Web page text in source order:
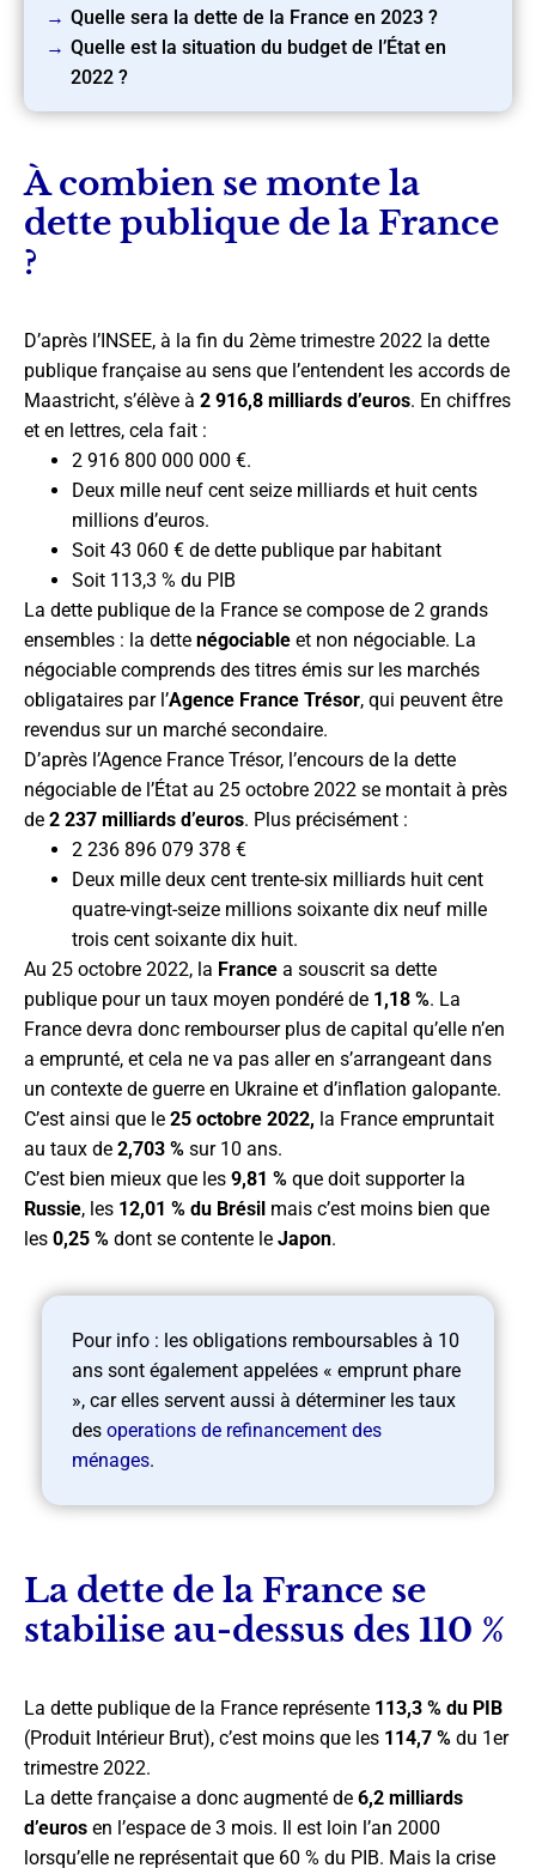
Quelle sera la dette de la France en 2023 ?
Quelle est la situation du budget de l’État en
2022 ?
À combien se monte la
dette publique de la France
?
D’après l’INSEE, à la fin du 2ème trimestre 2022 la dette
publique française au sens que l’entendent les accords de
Maastricht, s’élève à 2 916,8 milliards d’euros. En chiffres
et en lettres, cela fait :
2 916 800 000 000 €.
Deux mille neuf cent seize milliards et huit cents
millions d’euros.
Soit 43 060 € de dette publique par habitant
Soit 113,3 % du PIB
La dette publique de la France se compose de 2 grands
ensembles : la dette négociable et non négociable. La
négociable comprends des titres émis sur les marchés
obligataires par l’Agence France Trésor, qui peuvent être
revendus sur un marché secondaire.
D’après l’Agence France Trésor, l’encours de la dette
négociable de l’État au 25 octobre 2022 se montait à près
de 2 237 milliards d’euros. Plus précisément :
2 236 896 079 378 €
Deux mille deux cent trente-six milliards huit cent
quatre-vingt-seize millions soixante dix neuf mille
trois cent soixante dix huit.
Au 25 octobre 2022, la France a souscrit sa dette
publique pour un taux moyen pondéré de 1,18 %. La
France devra donc rembourser plus de capital qu’elle n’en
a emprunté, et cela ne va pas aller en s’arrangeant dans
un contexte de guerre en Ukraine et d’inflation galopante.
C’est ainsi que le 25 octobre 2022, la France empruntait
au taux de 2,703 % sur 10 ans.
C’est bien mieux que les 9,81 % que doit supporter la
Russie, les 12,01 % du Brésil mais c’est moins bien que
les 0,25 % dont se contente le Japon.
Pour info : les obligations remboursables à 10
ans sont également appelées « emprunt phare
», car elles servent aussi à déterminer les taux
des operations de refinancement des
ménages.
La dette de la France se
stabilise au-dessus des 110 %
La dette publique de la France représente 113,3 % du PIB
(Produit Intérieur Brut), c’est moins que les 114,7 % du 1er
trimestre 2022.
La dette française a donc augmenté de 6,2 milliards
d’euros en l’espace de 3 mois. Il est loin l’an 2000
lorsqu’elle ne représentait que 60 % du PIB. Mais la crise